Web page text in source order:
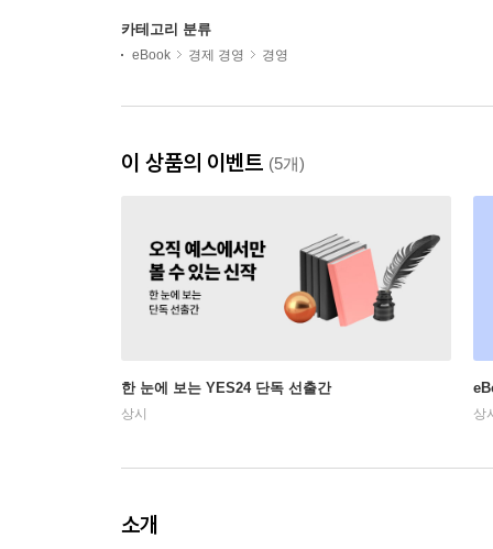
카테고리 분류
eBook 경제 경영 경영
이 상품의 이벤트 (5개)
한 눈에 보는 YES24 단독 선출간
상시 상
소개